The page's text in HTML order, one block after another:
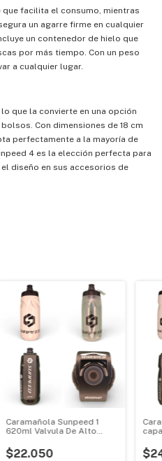
facilita el consumo, mientras
un agarre firme en cualquier
un contenedor de hielo que
por más tiempo. Con un peso
a cualquier lugar.
que la convierte en una opción
Con dimensiones de 18 cm
perfectamente a la mayoría de
4 es la elección perfecta para
diseño en sus accesorios de
Caramañola Sunpeed 1
620ml Valvula De Alto
$22.050